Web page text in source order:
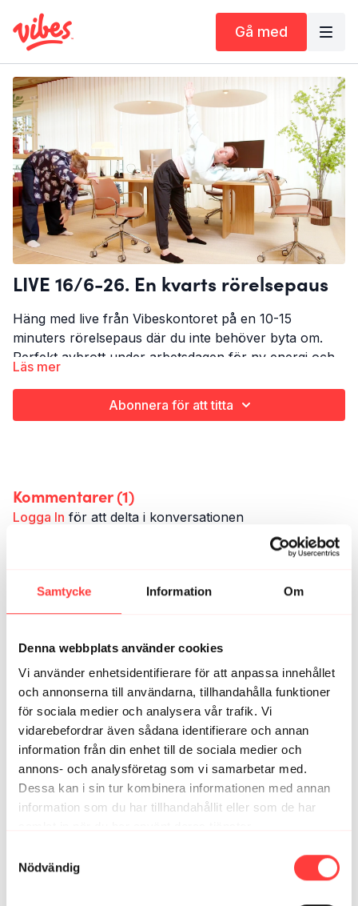
Samtycke Information Om
Denna webbplats använder cookies
Vi använder enhetsidentifierare för att anpassa innehållet
och annonserna till användarna, tillhandahålla funktioner
för sociala medier och analysera vår trafik. Vi
vidarebefordrar även sådana identifierare och annan
information från din enhet till de sociala medier och
annons- och analysföretag som vi samarbetar med.
Dessa kan i sin tur kombinera informationen med annan
information som du har tillhandahållit eller som de har
Nödvändig
Gå med
LIVE 16/6-26. En kvarts rörelsepaus
Häng med live från Vibeskontoret på en 10-15
minuters rörelsepaus där du inte behöver byta om.
Perfekt avbrott under arbetsdagen för ny energi och
en lösare känsla i hela kroppen. Hör du oss?
Aktiv rörlighet
15 minuter
Läs mer
Abonnera för att titta
Kommentarer (1)
Logga In för att delta i konversationen
Relaterade videor
13:59